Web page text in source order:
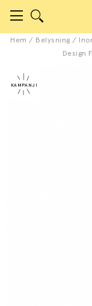
Hem / Belysning /
Design